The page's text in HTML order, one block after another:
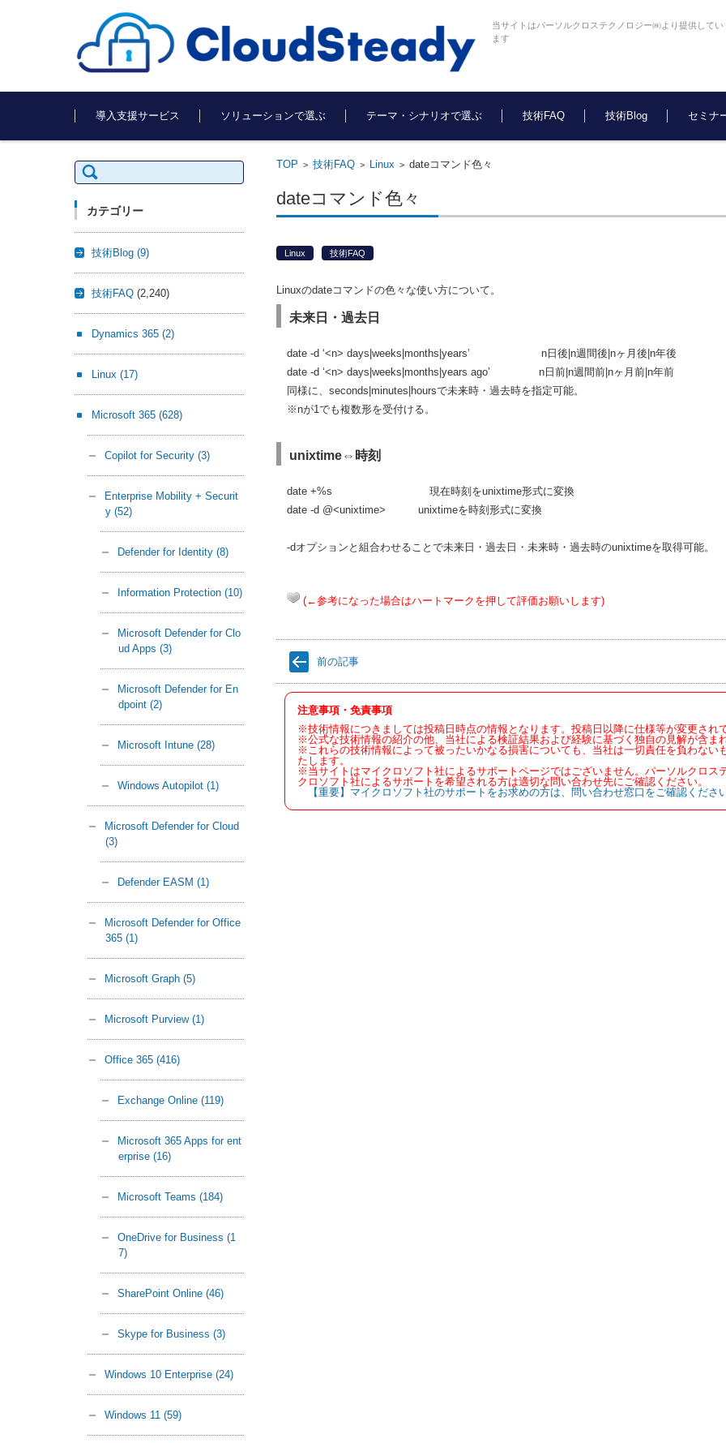
当サイトはパーソルクロステクノロジー㈱より提供してい
ます
コンテンツに移動
導入支援サービス
ソリューションで選ぶ テーマ・シナリオで選ぶ 技術FAQ 技術Blog セミナ
TOP > 技術FAQ> Linux > dateコマンド色々
dateコマンド色々
Linux 技術FAQ
Linuxのdateコマンドの色々な使い方について。
未来日・過去日
date -d ‘<n> days|weeks|months|years’ n日後|n週間後|nヶ月後|n年後
date -d ‘<n> days|weeks|months|years ago’ n日前|n週間前|nヶ月前|n年前
同様に、seconds|minutes|hoursで未来時・過去時を指定可能。
※nが1でも複数形を受付ける。
unixtime⇔時刻
date +%s 現在時刻をunixtime形式に変換
date -d @<unixtime> unixtimeを時刻形式に変換
-dオプションと組合わせることで未来日・過去日・未来時・過去時のunixtimeを取得可能。
(←参考になった場合はハートマークを押して評価お願いします)
前の記事
注意事項・免責事項
※技術情報につきましては投稿日時点の情報となります。投稿日以降に仕様等が変更され
※公式な技術情報の紹介の他、当社による検証結果および経験に基づく独自の見解が含ま
※これらの技術情報によって被ったいかなる損害についても、当社は一切責任を負わない
たします。
※当サイトはマイクロソフト社によるサポートページではございません。パーソルクロス
クロソフト社によるサポートを希望される方は適切な問い合わせ先にご確認ください。
【重要】マイクロソフト社のサポートをお求めの方は、問い合わせ窓口をご確認くださ
検
索:
カテゴリー
技術Blog (9)
技術FAQ (2,240)
Dynamics 365 (2)
Linux (17)
Microsoft 365 (628)
Copilot for Security (3)
Enterprise Mobility + Securit
y (52)
Defender for Identity (8)
Information Protection (10)
Microsoft Defender for Clo
ud Apps (3)
Microsoft Defender for En
dpoint (2)
Microsoft Intune (28)
Windows Autopilot (1)
Microsoft Defender for Cloud
(3)
Defender EASM (1)
Microsoft Defender for Office
365 (1)
Microsoft Graph (5)
Microsoft Purview (1)
Office 365 (416)
Exchange Online (119)
Microsoft 365 Apps for ent
erprise (16)
Microsoft Teams (184)
OneDrive for Business (1
7)
SharePoint Online (46)
Skype for Business (3)
Windows 10 Enterprise (24)
Windows 11 (59)